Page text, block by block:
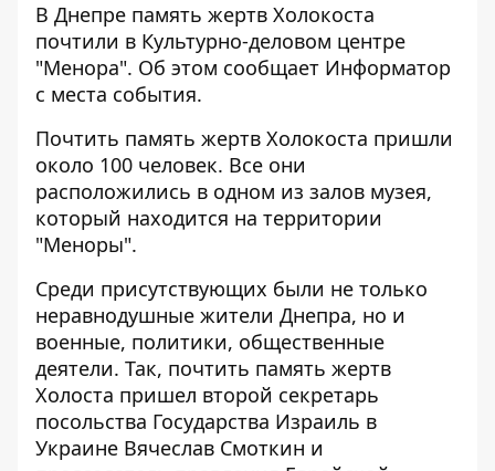
В Днепре память жертв Холокоста
почтили в Культурно-деловом центре
"Менора". Об этом сообщает Информатор
с места события.
Почтить память жертв Холокоста пришли
около 100 человек. Все они
расположились в одном из залов музея,
который находится на территории
"Меноры".
Среди присутствующих были не только
неравнодушные жители Днепра, но и
военные, политики, общественные
деятели. Так, почтить память жертв
Холоста пришел второй секретарь
посольства Государства Израиль в
Украине Вячеслав Смоткин и